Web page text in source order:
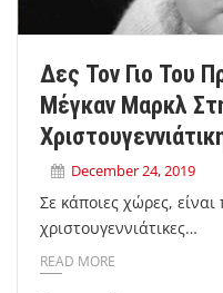
Δες Τον Γιο Του
Μέγκαν Μαρκλ
December 24, 2019
Σε κάποιες χώρες,
χριστουγεννιάτικες…
READ MORE